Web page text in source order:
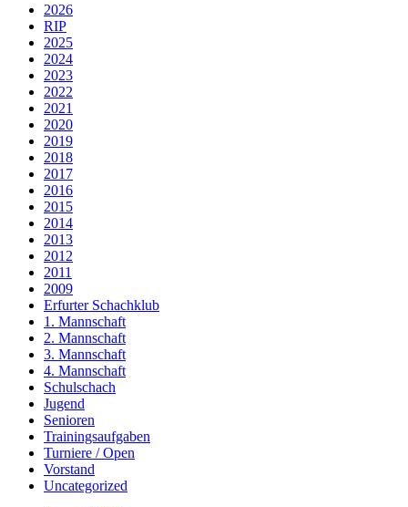
2026
RIP
2025
2024
2023
2022
2021
2020
2019
2018
2017
2016
2015
2014
2013
2012
2011
2009
Erfurter Schachklub
1. Mannschaft
2. Mannschaft
3. Mannschaft
4. Mannschaft
Schulschach
Jugend
Senioren
Trainingsaufgaben
Turniere / Open
Vorstand
Uncategorized